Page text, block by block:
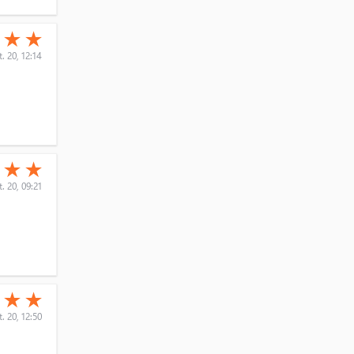
(*)
★ (*)
★
20, 12:14
(*)
★ (*)
★
20, 09:21
(*)
★ (*)
★
20, 12:50